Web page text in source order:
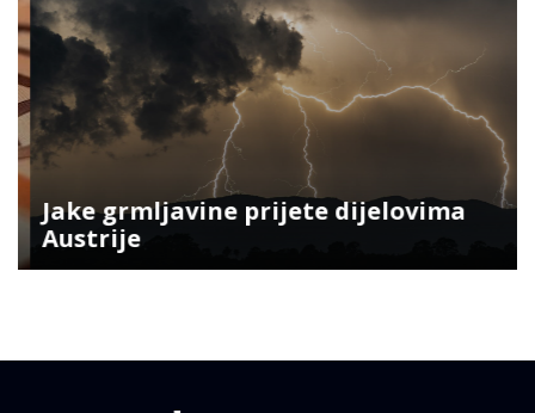
Jake grmljavine prijete dijelovima
Austrije